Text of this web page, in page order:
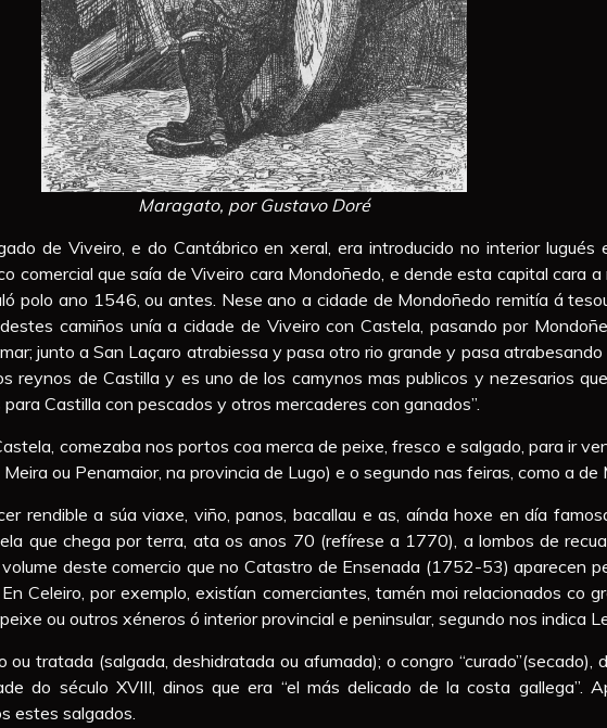
Maragato, por Gustavo Doré
de Viveiro, e do Cantábrico en xeral, era introducido no interior
comercial que saía de Viveiro cara Mondoñedo, e dende esta capital cara
polo ano 1546, ou antes. Nese ano a cidade de Mondoñedo remitía á
camiños unía a cidade de Viveiro con Castela, pasando por
junto a San Laçaro atrabiessa y pasa otro rio grande y pasa
reynos de Castilla y es uno de los camynos mas publicos y nezesarios
Castilla con pescados y otros mercaderes con ganados”.
comezaba nos portos coa merca de peixe, fresco e salgado, para ir
ou Penamaior, na provincia de Lugo) e o segundo nas feiras, como a
rendible a súa viaxe, viño, panos, bacallau e as, aínda hoxe en día
que chega por terra, ata os anos 70 (refírese a 1770), a lombos de
deste comercio que no Catastro de Ensenada (1752-53) aparecen
Celeiro, por exemplo, existían comerciantes, tamén moi relacionados co
ou outros xéneros ó interior provincial e peninsular, segundo nos indica
tratada (salgada, deshidratada ou afumada); o congro “curado”(secado),
do século XVIII, dinos que era “el más delicado de la costa gallega”.
estes salgados.